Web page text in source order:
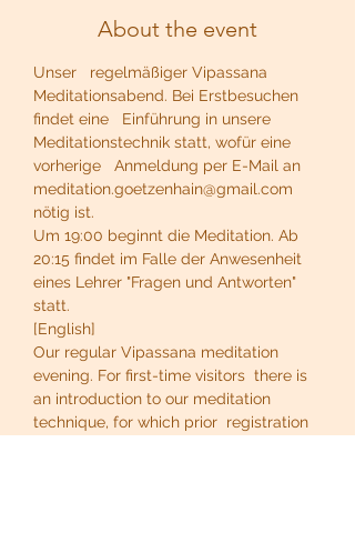
About the event
Unser   regelmäßiger Vipassana
Meditationsabend. Bei Erstbesuchen
findet eine   Einführung in unsere
Meditationstechnik statt, wofür eine
vorherige   Anmeldung per E-Mail an
meditation.goetzenhain@gmail.com
nötig ist.
Um 19:00 beginnt die Meditation. Ab
20:15 findet im Falle der Anwesenheit
eines Lehrer "Fragen und Antworten"
statt.
[English]
Our regular Vipassana meditation
evening. For first-time visitors  there is
an introduction to our meditation
technique, for which prior  registration